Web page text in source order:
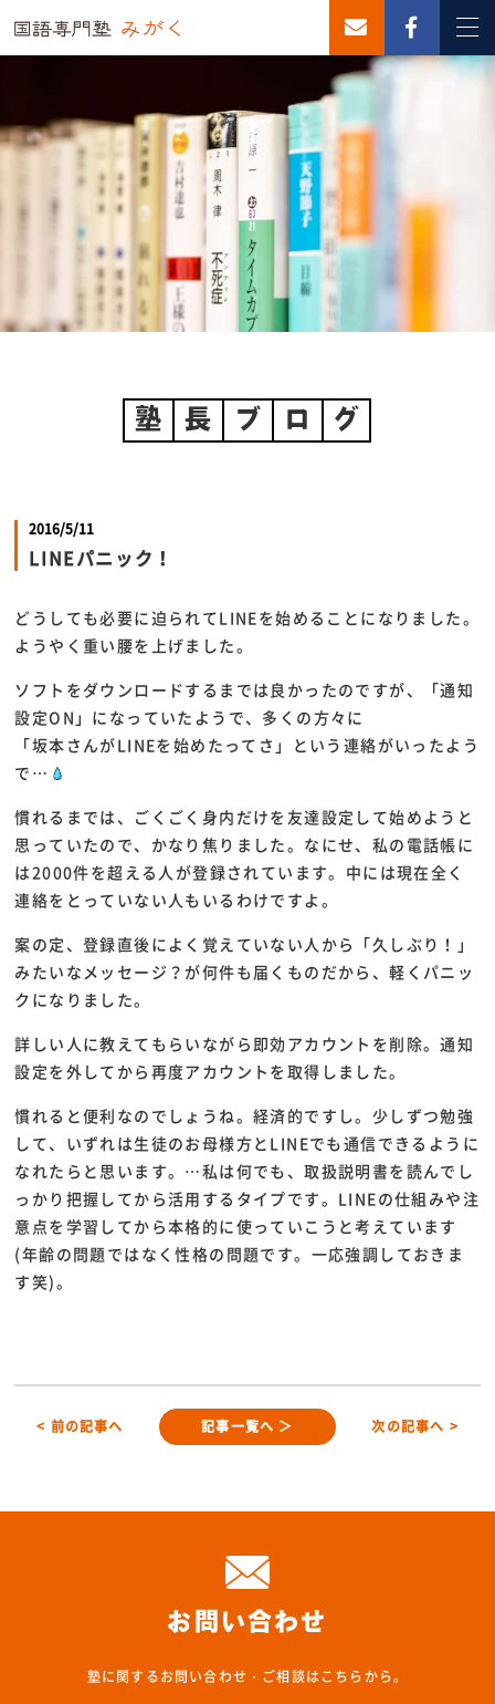
塾 長 ブ ロ グ
2016/5/11
LINEパニック！
どうしても必要に迫られてLINEを始めることになりました。
ようやく重い腰を上げました。
ソフトをダウンロードするまでは良かったのですが、「通知
設定ON」になっていたようで、多くの方々に
「坂本さんがLINEを始めたってさ」という連絡がいったよう
で…
慣れるまでは、ごくごく身内だけを友達設定して始めようと
思っていたので、かなり焦りました。なにせ、私の電話帳に
は2000件を超える人が登録されています。中には現在全く
連絡をとっていない人もいるわけですよ。
案の定、登録直後によく覚えていない人から「久しぶり！」
みたいなメッセージ？が何件も届くものだから、軽くパニッ
クになりました。
詳しい人に教えてもらいながら即効アカウントを削除。通知
設定を外してから再度アカウントを取得しました。
慣れると便利なのでしょうね。経済的ですし。少しずつ勉強
して、いずれは生徒のお母様方とLINEでも通信できるように
なれたらと思います。…私は何でも、取扱説明書を読んでし
っかり把握してから活用するタイプです。LINEの仕組みや注
意点を学習してから本格的に使っていこうと考えています
(年齢の問題ではなく性格の問題です。一応強調しておきま
す笑)。
< 前の記事へ 記事一覧へ ＞ 次の記事へ >
お問い合わせ
塾に関するお問い合わせ・ご相談はこちらから。